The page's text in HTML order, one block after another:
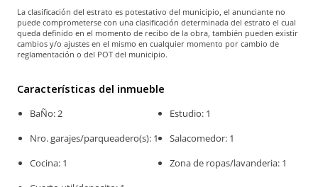
La clasificación del estrato es potestativo del municipio, el anunciante no
puede comprometerse con una clasificación determinada del estrato el cual
queda definido en el momento de recibo de la obra, también pueden existir
cambios y/o ajustes en el mismo en cualquier momento por cambio de
reglamentación o del POT del municipio.
Características del inmueble
BaÑo: 2
Nro. garajes/parqueadero(s): 1
Cocina: 1
Estudio: 1
Salacomedor: 1
Zona de ropas/lavanderia: 1